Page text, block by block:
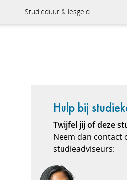
Studieduur & lesgeld
Hulp bij
Twijfel jij of deze
Neem dan contact
studieadviseurs: